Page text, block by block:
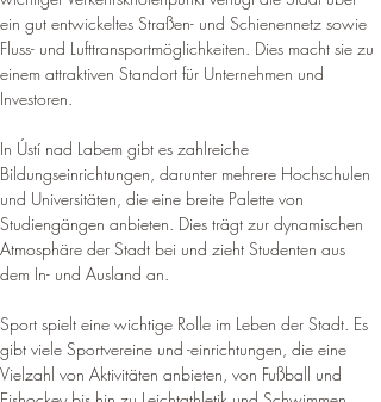
ein gut entwickeltes Straßen- und Schienennetz sowie
Fluss- und Lufttransportmöglichkeiten. Dies macht sie zu
einem attraktiven Standort für Unternehmen und
Investoren.
In Ústí nad Labem gibt es zahlreiche
Bildungseinrichtungen, darunter mehrere Hochschulen
und Universitäten, die eine breite Palette von
Studiengängen anbieten. Dies trägt zur dynamischen
Atmosphäre der Stadt bei und zieht Studenten aus
dem In- und Ausland an.
Sport spielt eine wichtige Rolle im Leben der Stadt. Es
gibt viele Sportvereine und -einrichtungen, die eine
Vielzahl von Aktivitäten anbieten, von Fußball und